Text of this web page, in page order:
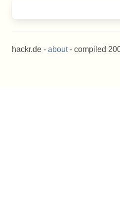
hackr.de - about- compiled